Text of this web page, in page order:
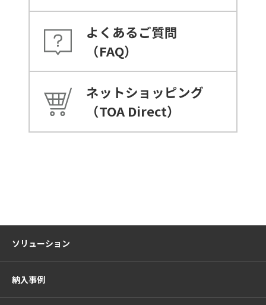
よくあるご質問
（FAQ）
ネットショッピング
（TOA Direct）
ソリューション
納入事例